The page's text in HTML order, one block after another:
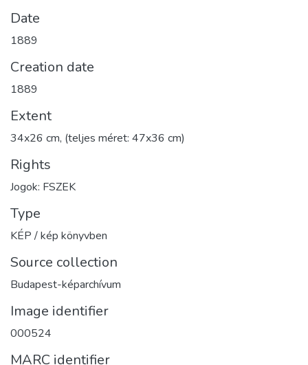
Date
1889
Creation date
1889
Extent
34x26 cm, (teljes méret: 47x36 cm)
Rights
Jogok: FSZEK
Type
KÉP / kép könyvben
Source collection
Budapest-képarchívum
Image identifier
000524
MARC identifier